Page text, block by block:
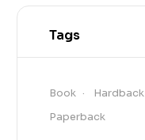
Tags
Book Hardback
Paperback